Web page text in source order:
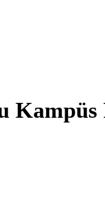
Kampüs